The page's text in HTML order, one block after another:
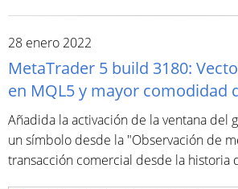
28 enero 2022
MetaTrader 5 build 3180:
en MQL5 y mayor comodidad
Añadida la activación de la ventana del
un símbolo desde la "Observación de
transacción comercial desde la historia